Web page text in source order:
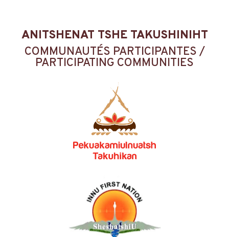
ANITSHENAT TSHE TAKUSHINIHT
COMMUNAUTÉS PARTICIPANTES /
PARTICIPATING COMMUNITIES